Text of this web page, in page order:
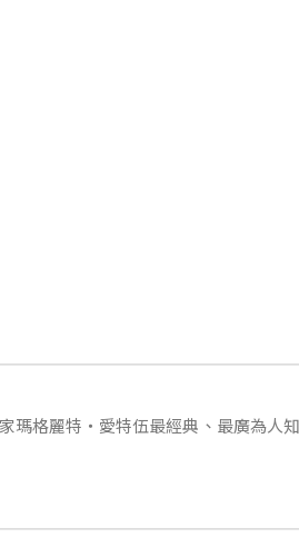
瑪格麗特‧愛特伍最經典、最廣為人